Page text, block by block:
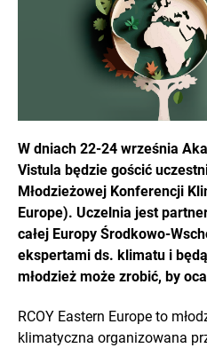
W dniach 22-24 września
Vistula będzie gościć
Młodzieżowej Konferencji
Europe). Uczelnia jest
całej Europy Środkowo-
ekspertami ds. klimatu i
młodzież może zrobić, by
RCOY Eastern Europe to
klimatyczna organizowana